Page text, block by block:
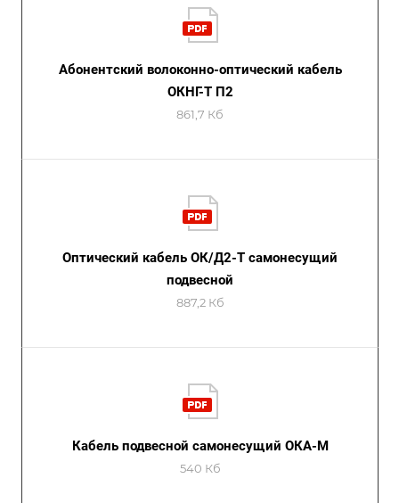
Абонентский волоконно-оптический кабель
ОКНГ-Т П2
861,7 Кб
Оптический кабель ОК/Д2-Т самонесущий
подвесной
887,2 Кб
Кабель подвесной самонесущий ОКА-М
540 Кб